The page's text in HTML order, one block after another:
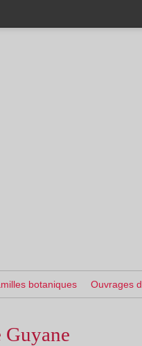
botaniques Ouvrages
Guyane